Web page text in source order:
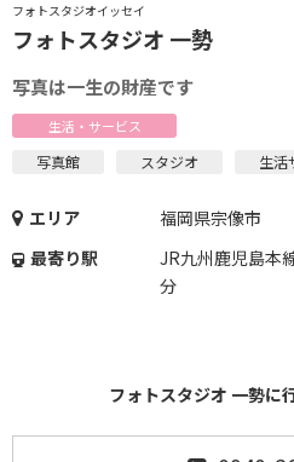
フォトスタジオイッセイ
フォトスタジオ 一勢
写真は一生の財産です
生活・サービス
写真館 スタジオ 生活
エリア
福岡県宗像市
最寄り駅
JR九州鹿児島本
分
フォトスタジオ 一勢に